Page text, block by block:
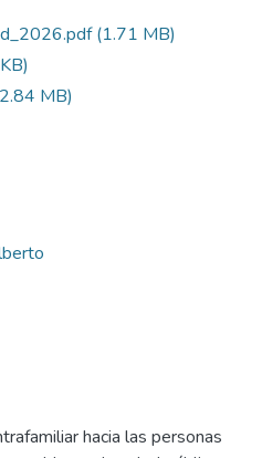
(1.71 MB)
MB)
hacia las personas